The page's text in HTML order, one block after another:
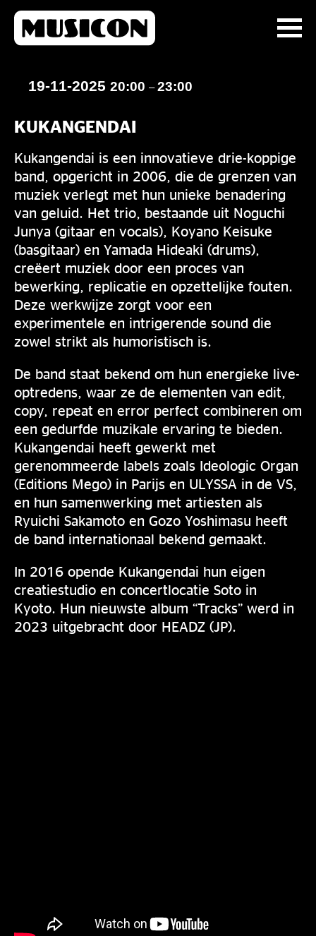
19-11-2025 20:00 –23:00
KUKANGENDAI
Kukangendai is een innovatieve drie-koppige
band, opgericht in 2006, die de grenzen van
muziek verlegt met hun unieke benadering
van geluid. Het trio, bestaande uit Noguchi
Junya (gitaar en vocals), Koyano Keisuke
(basgitaar) en Yamada Hideaki (drums),
creëert muziek door een proces van
bewerking, replicatie en opzettelijke fouten.
Deze werkwijze zorgt voor een
experimentele en intrigerende sound die
zowel strikt als humoristisch is.
De band staat bekend om hun energieke live-
optredens, waar ze de elementen van edit,
copy, repeat en error perfect combineren om
een gedurfde muzikale ervaring te bieden.
Kukangendai heeft gewerkt met
gerenommeerde labels zoals Ideologic Organ
(Editions Mego) in Parijs en ULYSSA in de VS,
en hun samenwerking met artiesten als
Ryuichi Sakamoto en Gozo Yoshimasu heeft
de band internationaal bekend gemaakt.
In 2016 opende Kukangendai hun eigen
creatiestudio en concertlocatie Soto in
Kyoto. Hun nieuwste album “Tracks” werd in
2023 uitgebracht door HEADZ (JP).